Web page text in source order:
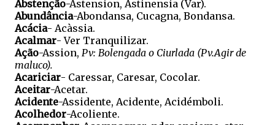
Abstenção-Astension, Astinensia (Var).
Abundância-Abondansa, Cucagna, Bondansa.
Acácia- Acàssia.
Acalmar- Ver Tranquilizar.
Ação-Assion, Pv: Bolengada o Ciurlada (Pv.Agir de
maluco).
Acariciar- Caressar, Caresar, Cocolar.
Aceitar-Acetar.
Acidente-Assidente, Acidente, Acidémboli.
Acolhedor-Acoliente.